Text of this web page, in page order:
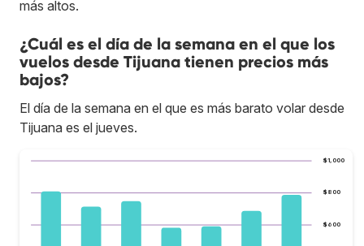
más altos.
¿Cuál es el día de la semana en el que los
vuelos desde Tijuana tienen precios más
bajos?
El día de la semana en el que es más barato volar desde
Tijuana es el jueves.
$600
$800
$1,000